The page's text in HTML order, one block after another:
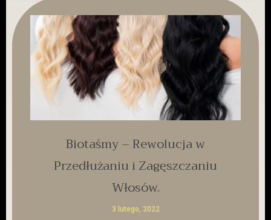
Biotaśmy – Rewolucja w
Przedłużaniu i Zagęszczaniu
Włosów.
3 lutego, 2022